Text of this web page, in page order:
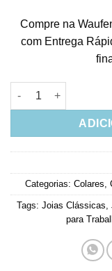
Compre na
com Entrega
Colar Laço De
Categorias: Colares
Tags: Joias Clássicas
para